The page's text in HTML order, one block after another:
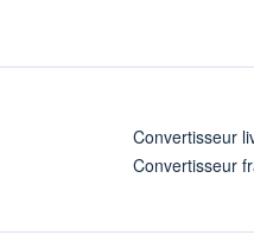
Convertisseur
Convertisseur